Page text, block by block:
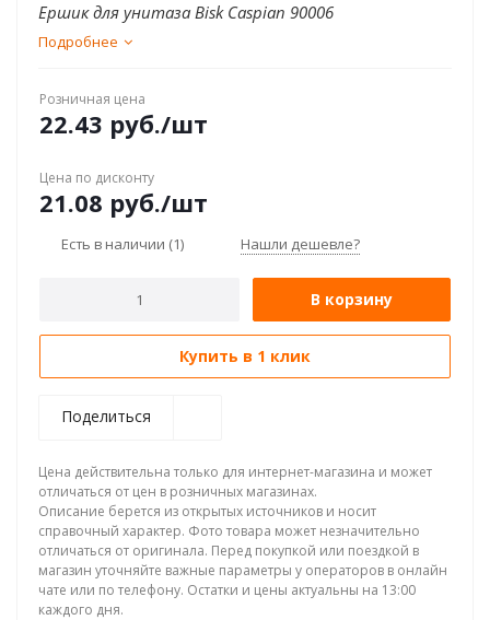
Ершик для унитаза Bisk Caspian 90006
Подробнее
Розничная цена
22.43 руб./шт
Цена по дисконту
21.08 руб./шт
Есть в наличии (1) Нашли дешевле?
В корзину
Купить в 1 клик
Поделиться
Цена действительна только для интернет-магазина и может
отличаться от цен в розничных магазинах.
Описание берется из открытых источников и носит
справочный характер. Фото товара может незначительно
отличаться от оригинала. Перед покупкой или поездкой в
магазин уточняйте важные параметры у операторов в онлайн
чате или по телефону. Остатки и цены актуальны на 13:00
каждого дня.